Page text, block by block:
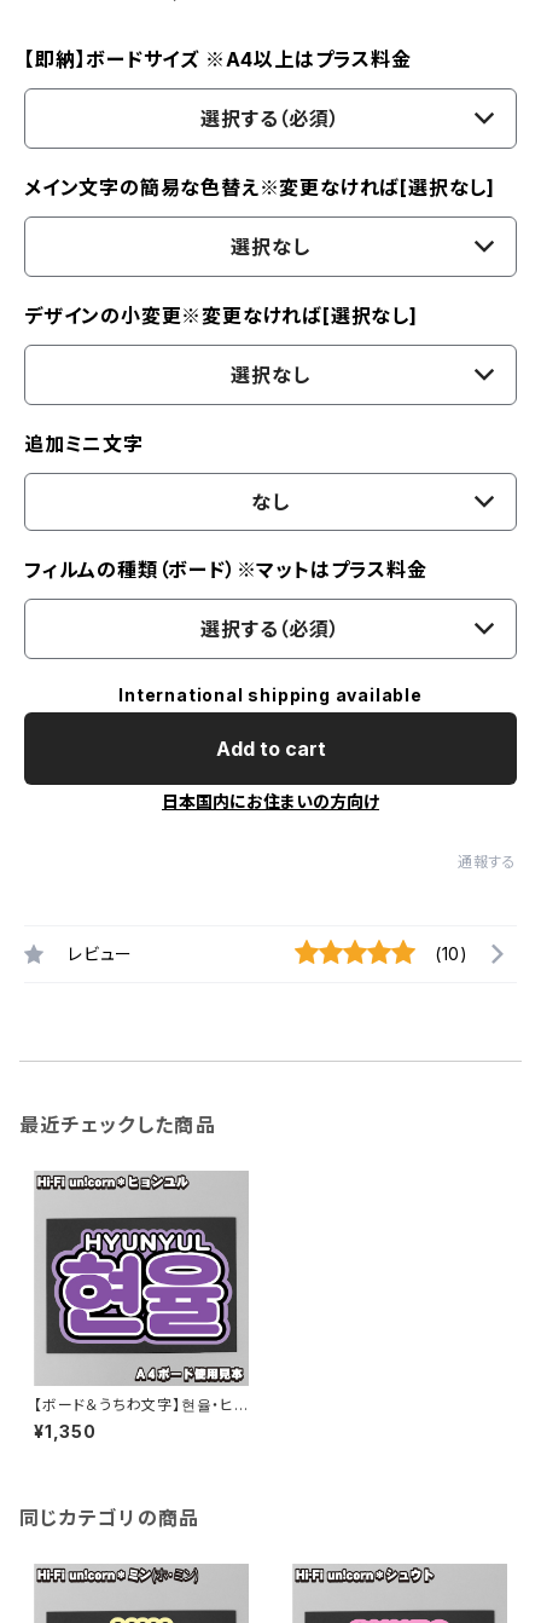
【即納】ボードサイズ ※A4以上はプラス料金
選択する（必須）
メイン文字の簡易な色替え※変更なければ[選択なし]
選択なし
デザインの小変更※変更なければ[選択なし]
選択なし
追加ミニ文字
なし
フィルムの種類（ボード）※マットはプラス料金
選択する（必須）
International shipping available
Add to cart
日本国内にお住まいの方向け
通報する
レビュー (10)
最近チェックした商品
【ボード＆うちわ文字】현율・ヒョ
ンユル ③HYUNYUL 即納 【Hi-
Fi unicorn】
¥1,350
同じカテゴリの商品